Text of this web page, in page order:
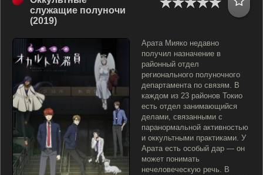
служащие полуночи
(2019)
Арата Мияко недавно
получил назначение в
районный отдел
регионального полуночного
департамента по связям. В
каждом из 23 районов Токио
есть отдел занимающийся
делами, связанными с
паранормальной активностью
и оккультными практиками. У
Арата есть особый дар — он
может понимать
нечеловеческую речь. В